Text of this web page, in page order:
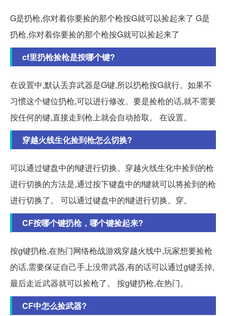
G是扔枪,你对着你要捡的那个枪按G就可以捡起来了 G是
扔枪,你对着你要捡的那个枪按G就可以捡起来了
cf里扔枪捡枪是按哪个键?
在设置中,默认丢弃武器是G键,所以扔枪按G就行。如果不
习惯这个键位扔枪,可以进行修改。要是捡枪的话,就不需要
按任何的键,直接走到枪上就会自动拾取。 在设置。
穿越火线生化捡到枪怎么切换?
可以通过键盘中的f键进行切换。穿越火线生化中捡到的枪
进行切换的方法是,通过按下键盘中的f键就可以将捡到的枪
进行切换了。 可以通过键盘中的f键进行切换。穿。
CF按哪个键扔枪，哪个键捡起来?
按g键扔枪,在热门网络枪战游戏穿越火线中,玩家想要捡枪
的话,需要保证自己手上没带武器,有的话可以通过g键丢掉,
最后走近武器就可以捡枪了。 按g键扔枪,在热门。
CF中怎么捡武器?